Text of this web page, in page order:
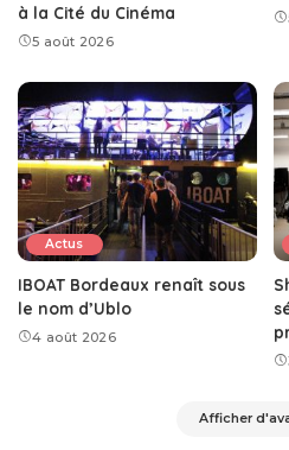
à la Cité du Cinéma
5 août 2026
Actus
IBOAT Bordeaux renaît sous
le nom d’Ublo
4 août 2026
Afficher